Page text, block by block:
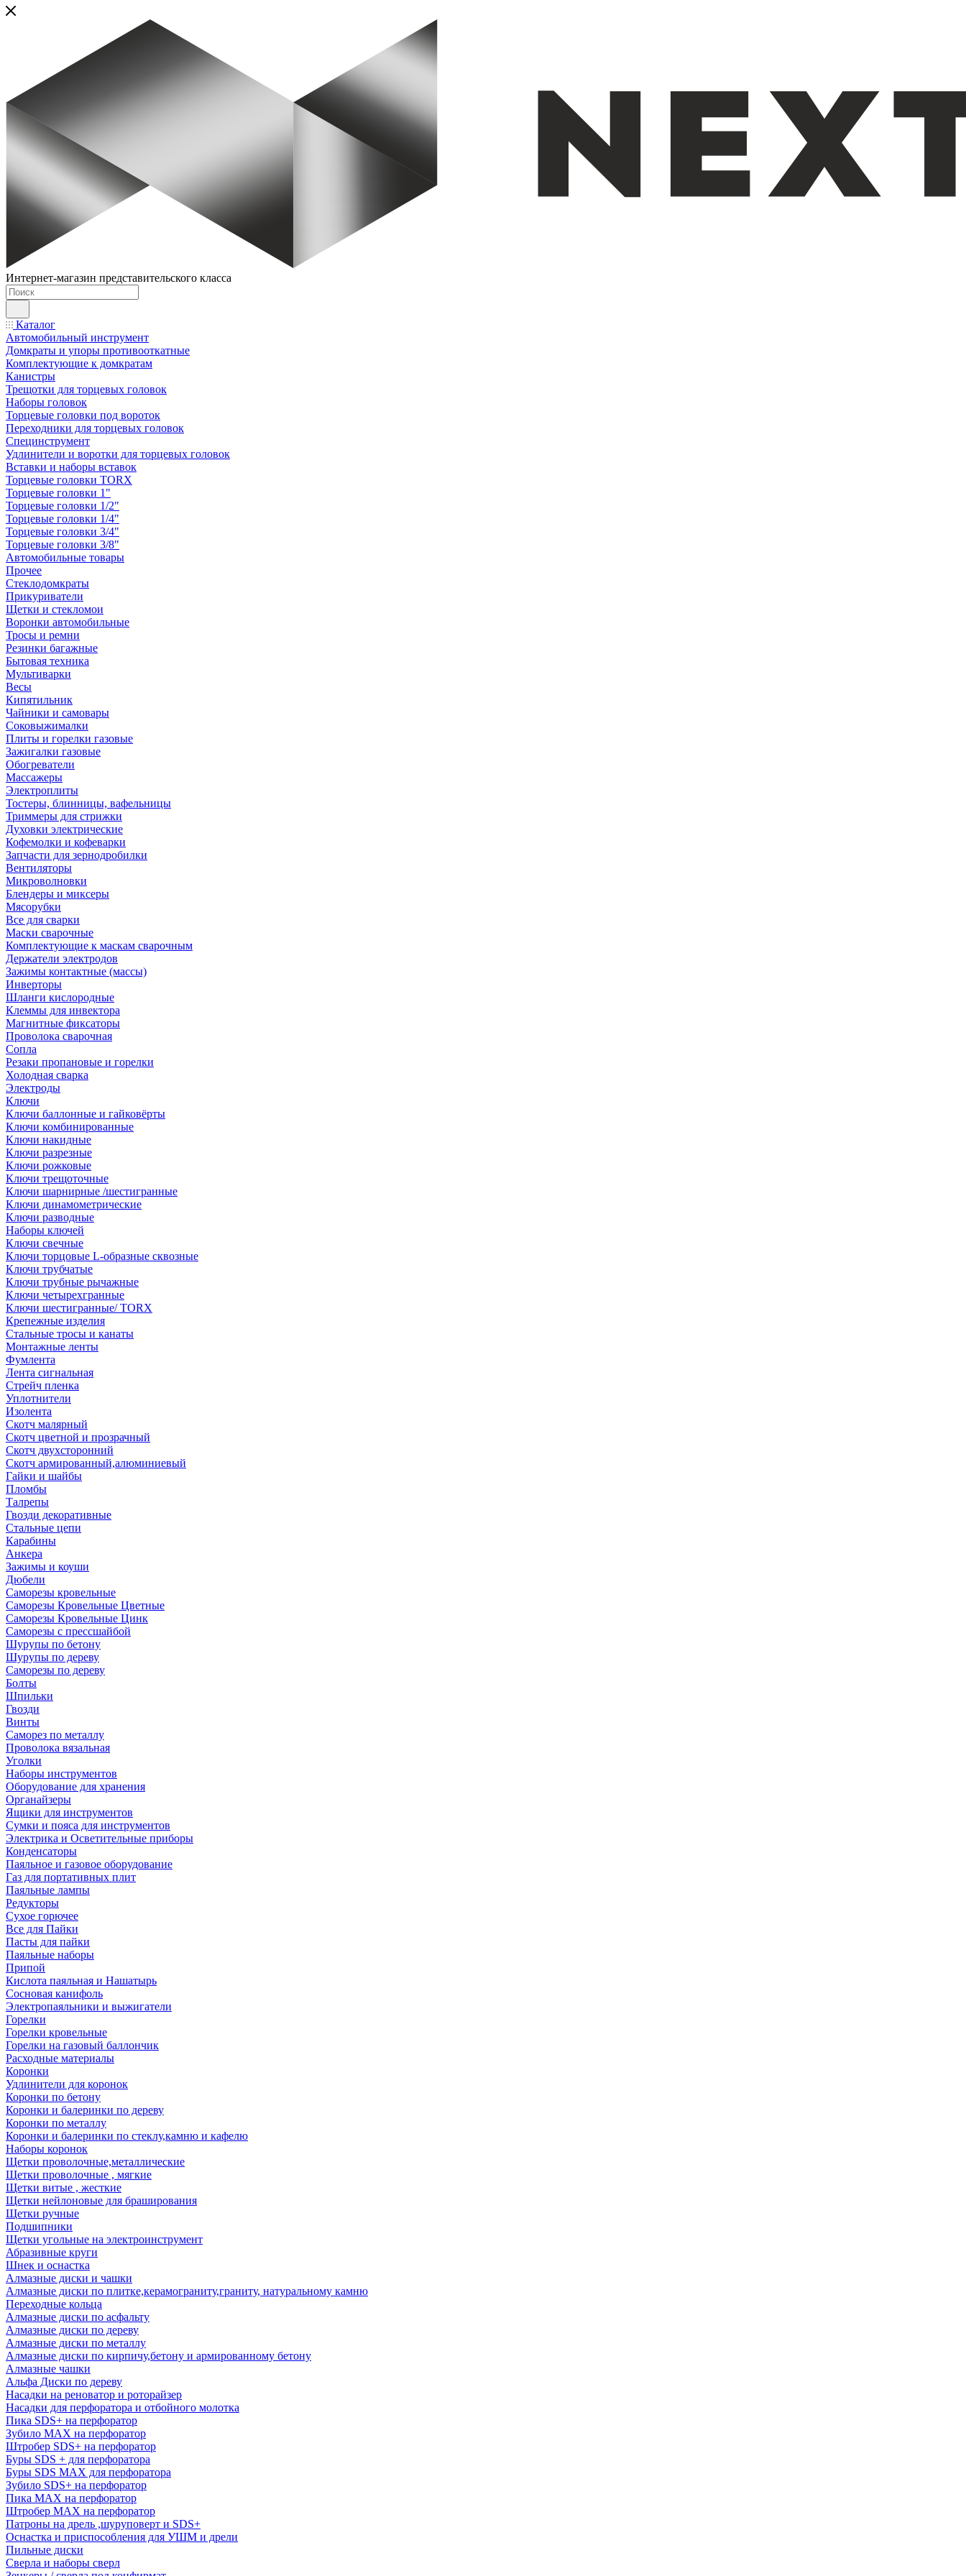
Интернет-магазин представительского класса
Каталог
Автомобильный инструмент
Домкраты и упоры противооткатные
Комплектующие к домкратам
Канистры
Трещотки для торцевых головок
Наборы головок
Торцевые головки под вороток
Переходники для торцевых головок
Специнструмент
Удлинители и воротки для торцевых головок
Вставки и наборы вставок
Торцевые головки TORX
Торцевые головки 1"
Торцевые головки 1/2"
Торцевые головки 1/4"
Торцевые головки 3/4"
Торцевые головки 3/8"
Автомобильные товары
Прочее
Стеклодомкраты
Прикуриватели
Щетки и стекломои
Воронки автомобильные
Тросы и ремни
Резинки багажные
Бытовая техника
Мультиварки
Весы
Кипятильник
Чайники и самовары
Соковыжималки
Плиты и горелки газовые
Зажигалки газовые
Обогреватели
Массажеры
Электроплиты
Тостеры, блинницы, вафельницы
Триммеры для стрижки
Духовки электрические
Кофемолки и кофеварки
Запчасти для зернодробилки
Вентиляторы
Микроволновки
Блендеры и миксеры
Мясорубки
Все для сварки
Маски сварочные
Комплектующие к маскам сварочным
Держатели электродов
Зажимы контактные (массы)
Инверторы
Шланги кислородные
Клеммы для инвектора
Магнитные фиксаторы
Проволока сварочная
Сопла
Резаки пропановые и горелки
Холодная сварка
Электроды
Ключи
Ключи баллонные и гайковёрты
Ключи комбинированные
Ключи накидные
Ключи разрезные
Ключи рожковые
Ключи трещоточные
Ключи шарнирные /шестигранные
Ключи динамометрические
Ключи разводные
Наборы ключей
Ключи свечные
Ключи торцовые L-образные сквозные
Ключи трубчатые
Ключи трубные рычажные
Ключи четырехгранные
Ключи шестигранные/ TORX
Крепежные изделия
Стальные тросы и канаты
Монтажные ленты
Фумлента
Лента сигнальная
Стрейч пленка
Уплотнители
Изолента
Скотч малярный
Скотч цветной и прозрачный
Скотч двухсторонний
Скотч армированный,алюминиевый
Гайки и шайбы
Пломбы
Талрепы
Гвозди декоративные
Стальные цепи
Карабины
Анкера
Зажимы и коуши
Дюбели
Саморезы кровельные
Саморезы Кровельные Цветные
Саморезы Кровельные Цинк
Саморезы с прессшайбой
Шурупы по бетону
Шурупы по дереву
Саморезы по дереву
Болты
Шпильки
Гвозди
Винты
Саморез по металлу
Проволока вязальная
Уголки
Наборы инструментов
Оборудование для хранения
Органайзеры
Ящики для инструментов
Сумки и пояса для инструментов
Электрика и Осветительные приборы
Конденсаторы
Паяльное и газовое оборудование
Газ для портативных плит
Паяльные лампы
Редукторы
Сухое горючее
Все для Пайки
Пасты для пайки
Паяльные наборы
Припой
Кислота паяльная и Нашатырь
Сосновая канифоль
Электропаяльники и выжигатели
Горелки
Горелки кровельные
Горелки на газовый баллончик
Расходные материалы
Коронки
Удлинители для коронок
Коронки по бетону
Коронки и балеринки по дереву
Коронки по металлу
Коронки и балеринки по стеклу,камню и кафелю
Наборы коронок
Щетки проволочные,металлические
Щетки проволочные , мягкие
Щетки витые , жесткие
Щетки нейлоновые для браширования
Щетки ручные
Подшипники
Щетки угольные на электроинструмент
Абразивные круги
Шнек и оснастка
Алмазные диски и чашки
Алмазные диски по плитке,керамограниту,граниту, натуральному камню
Переходные кольца
Алмазные диски по асфальту
Алмазные диски по дереву
Алмазные диски по металлу
Алмазные диски по кирпичу,бетону и армированному бетону
Алмазные чашки
Альфа Диски по дереву
Насадки на реноватор и роторайзер
Насадки для перфоратора и отбойного молотка
Пика SDS+ на перфоратор
Зубило MAX на перфоратор
Штробер SDS+ на перфоратор
Буры SDS + для перфоратора
Буры SDS MAX для перфоратора
Зубило SDS+ на перфоратор
Пика MAX на перфоратор
Штробер MAX на перфоратор
Патроны на дрель ,шуруповерт и SDS+
Оснастка и приспособления для УШМ и дрели
Пильные диски
Сверла и наборы сверл